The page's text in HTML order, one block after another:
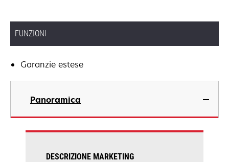
FUNZIONI
Garanzie estese
Panoramica
DESCRIZIONE MARKETING